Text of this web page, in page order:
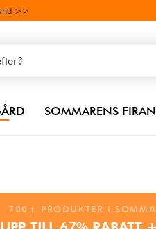
>>
SOMMARENS
700+ PRODUKTER I